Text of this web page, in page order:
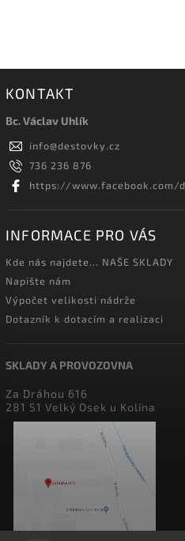
KONTAKT
Bc. Václav Uhlík
info@destovky.cz
736 236 876
https://www.facebook.com/
INFORMACE PRO VÁS
Kde nás najdete... NAŠE SKLADY
Napište nám
Výpočet velikosti nádrže
Dotazník k dotacím a realizaci
SKLADY A PROVOZOVNA
Za Dráhou 616
281 51 Velký Osek u Kolína